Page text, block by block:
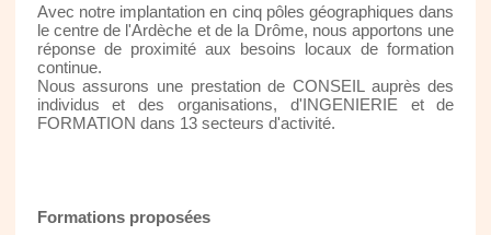
Avec notre implantation en cinq pôles géographiques dans
le centre de l'Ardèche et de la Drôme, nous apportons une
réponse de proximité aux besoins locaux de formation
continue.
Nous assurons une prestation de CONSEIL auprès des
individus et des organisations, d'INGENIERIE et de
FORMATION dans 13 secteurs d'activité.
Formations proposées